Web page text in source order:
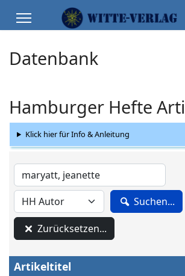
Datenbank
Hamburger Hefte
Klick hier für Info & Anleitung
Suchen...
Zurücksetzen...
Artikeltitel